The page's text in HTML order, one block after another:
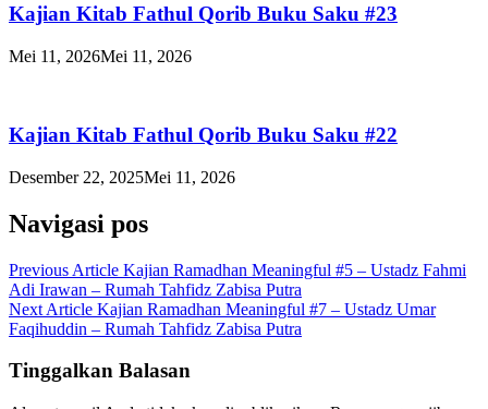
Kajian Kitab Fathul Qorib Buku Saku #23
Mei 11, 2026Mei 11, 2026
Kajian Kitab Fathul Qorib Buku Saku #22
Desember 22, 2025Mei 11, 2026
Navigasi pos
Previous Article Kajian Ramadhan Meaningful #5 – Ustadz Fahmi
Adi Irawan – Rumah Tahfidz Zabisa Putra
Next Article Kajian Ramadhan Meaningful #7 – Ustadz Umar
Faqihuddin – Rumah Tahfidz Zabisa Putra
Tinggalkan Balasan